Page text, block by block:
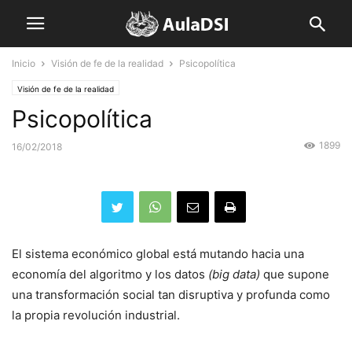
Inicio Visión de fe de la realidad Psicopolítica
Visión de fe de la realidad
Psicopolítica
16/02/2018 1899
El sistema económico global está mutando hacia una
economía del algoritmo y los datos (big data) que supone
una transformación social tan disruptiva y profunda como
la propia revolución industrial.